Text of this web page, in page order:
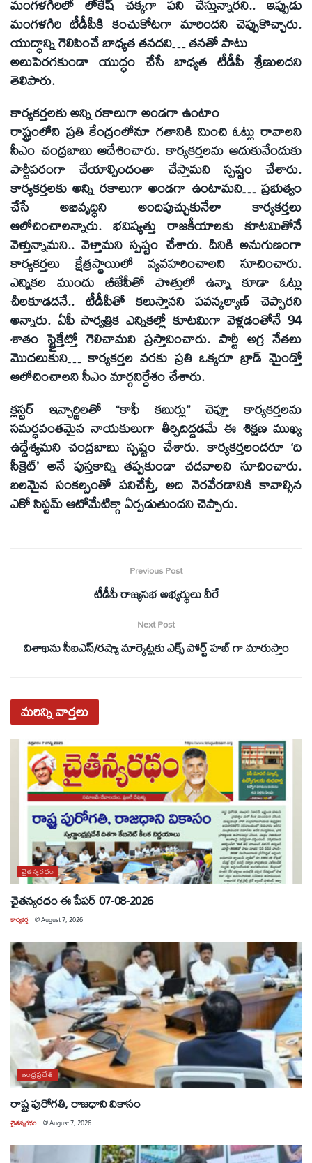
మంగళగిరి టీడీపీకి కంచుకోటగా మారిందని చెప్పుకొచ్చారు.
యుద్ధాన్ని గెలిపించే బాధ్యత తనదని… తనతో పాటు
అలుపెరగకుండా యుద్ధం చేసే బాధ్యత టీడీపీ శ్రేణులదని
తెలిపారు.
కార్యకర్తలకు అన్ని రకాలుగా అండగా ఉంటాం
రాష్ట్రంలోని ప్రతి కేంద్రంలోనూ గతానికి మించి ఓట్లు రావాలని
సీఎం చంద్రబాబు ఆదేశించారు. కార్యకర్తలను ఆదుకునేందుకు
పార్టీపరంగా చేయాల్సిందంతా చేస్తామని స్పష్టం చేశారు.
కార్యకర్తలకు అన్ని రకాలుగా అండగా ఉంటామని… ప్రభుత్వం
చేసే అభివృద్ధిని అందిపుచ్చుకునేలా కార్యకర్తలు
ఆలోచించాలన్నారు. భవిష్యత్తు రాజకీయాలకు కూటమితోనే
వెళ్తున్నామని.. వెళ్తామని స్పష్టం చేశారు. దీనికి అనుగుణంగా
కార్యకర్తలు క్షేత్రస్థాయిలో వ్యవహరించాలని సూచించారు.
ఎన్నికల ముందు బీజేపీతో పొత్తులో ఉన్నా కూడా ఓట్లు
చీలకూడదనే.. టీడీపీతో కలుస్తానని పవన్కల్యాణ్ చెప్పారని
అన్నారు. ఏపీ సార్వత్రిక ఎన్నికల్లో కూటమిగా వెళ్లడంతోనే 94
శాతం స్ట్రైక్తేట్తో గెలిచామని ప్రస్తావించారు. పార్టీ అగ్ర నేతలు
మొదలుకుని… కార్యకర్తల వరకు ప్రతి ఒక్కరూ బ్రాడ్ మైండ్తో
ఆలోచించాలని సీఎం మార్గనిర్దేశం చేశారు.
క్లస్టర్ ఇన్చార్జిలతో “కాఫీ కబుర్లు” చెప్తూ కార్యకర్తలను
సమర్ధవంతమైన నాయకులుగా తీర్చిదిద్దడమే ఈ శిక్షణ ముఖ్య
ఉద్దేశ్యమని చంద్రబాబు స్పష్టం చేశారు. కార్యకర్తలందరూ ‘ది
సీక్రెట్’ అనే పుస్తకాన్ని తప్పకుండా చదవాలని సూచించారు.
బలమైన సంకల్పంతో పనిచేస్తే, అది నెరవేరడానికి కావాల్సిన
ఎకో సిస్టమ్ ఆటోమేటిక్గా ఏర్పడుతుందని చెప్పారు.
Previous Post
టీడీపీ రాజ్యసభ అభ్యర్థులు వీరే
Next Post
విశాఖను సీఐఎస్/రష్యా మార్కెట్లకు ఎక్స్ పోర్ట్ హబ్ గా మారుస్తాం
మరిన్నివార్తలు
చైతన్యరధం
చైతన్యరధం ఈ పేపర్ 07-08-2026
కార్యకర్త @August 7, 2026
ఆంధ్రప్రదేశ్
రాష్ట్ర పురోగతి, రాజధాని వికాసం
చైతన్యరధం @August 7, 2026